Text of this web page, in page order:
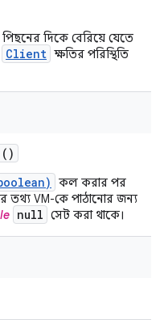
দিকে বেরিয়ে যেতে
Client ক্ষতির পরিস্থিতি
()
কল করার পর
তথ্য VM-কে পাঠানোর জন্য
null সেট করা থাকে।